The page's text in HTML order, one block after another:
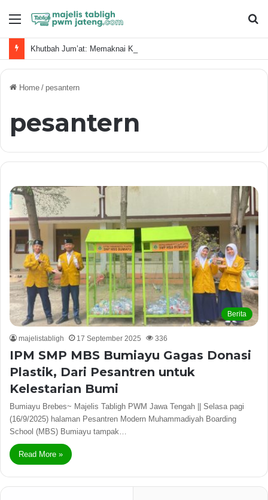
Menu
Home / pesantern
pesantern
Berita
majelistabligh 17 September 2025 336
IPM SMP MBS Bumiayu Gagas Donasi
Plastik, Dari Pesantren untuk
Kelestarian Bumi
Bumiayu Brebes~ Majelis Tabligh PWM Jawa Tengah || Selasa pagi
(16/9/2025) halaman Pesantren Modern Muhammadiyah Boarding
School (MBS) Bumiayu tampak…
Read More »